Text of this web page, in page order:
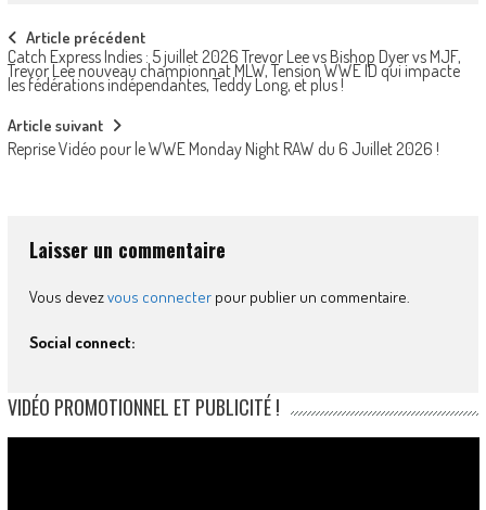
Post
navigation
Article précédent
Catch Express Indies : 5 juillet 2026 Trevor Lee vs Bishop Dyer vs MJF,
Trevor Lee nouveau championnat MLW, Tension WWE ID qui impacte
les fédérations indépendantes, Teddy Long, et plus !
Article suivant
Reprise Vidéo pour le WWE Monday Night RAW du 6 Juillet 2026 !
Laisser un commentaire
Vous devezvous connecterpour publier un commentaire.
Social connect:
VIDÉO PROMOTIONNEL ET PUBLICITÉ !